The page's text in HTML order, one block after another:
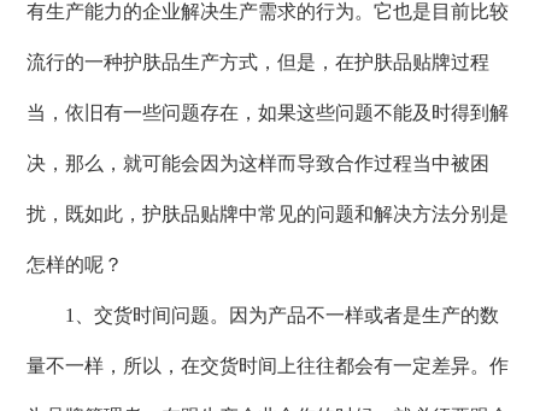
有生产能力的企业解决生产需求的行为。它也是目前比较
流行的一种护肤品生产方式，但是，在护肤品贴牌过程
当，依旧有一些问题存在，如果这些问题不能及时得到解
决，那么，就可能会因为这样而导致合作过程当中被困
扰，既如此，护肤品贴牌中常见的问题和解决方法分别是
怎样的呢？
1、交货时间问题。因为产品不一样或者是生产的数
量不一样，所以，在交货时间上往往都会有一定差异。作